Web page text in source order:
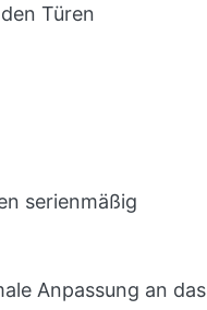
Türen
serienmäßig
Anpassung an das